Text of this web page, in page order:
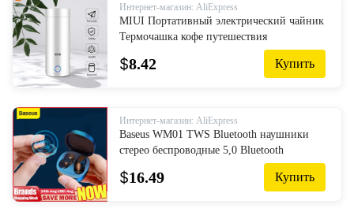
Интернет-магазин: AliExpress
MIUI Портативный электрический чайник
Термочашка кофе путешествия
водонагреватель контроль температуры
умный чайник для воды
$8.42 Купить
Интернет-магазин: AliExpress
Baseus WM01 TWS Bluetooth наушники
стерео беспроводные 5,0 Bluetooth
наушники с сенсорным управлением
шумоподавление игровая гарнитура
$16.49 Купить